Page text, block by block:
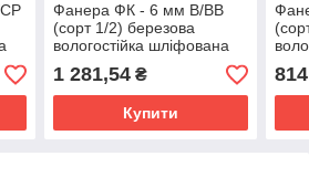
Фанера ФК - 6 мм В/ВВ
(сорт 1/2) березова
вологостійка шліфована
1 281,54₴
Купити